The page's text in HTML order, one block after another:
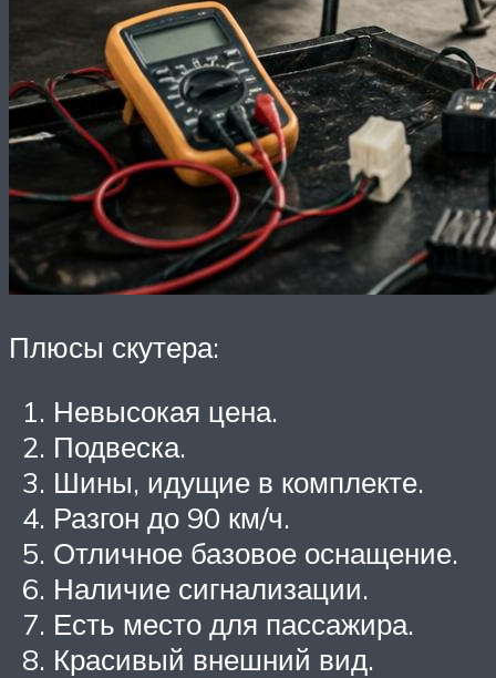
Плюсы скутера:
Невысокая цена.
Подвеска.
Шины, идущие в комплекте.
Разгон до 90 км/ч.
Отличное базовое оснащение.
Наличие сигнализации.
Есть место для пассажира.
Красивый внешний вид.